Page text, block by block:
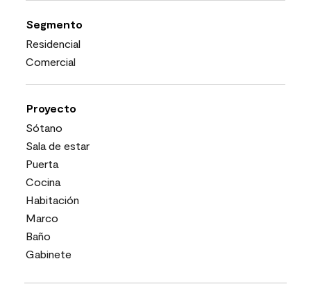
Segmento
Residencial
Comercial
Proyecto
Sótano
Sala de estar
Puerta
Cocina
Habitación
Marco
Baño
Gabinete